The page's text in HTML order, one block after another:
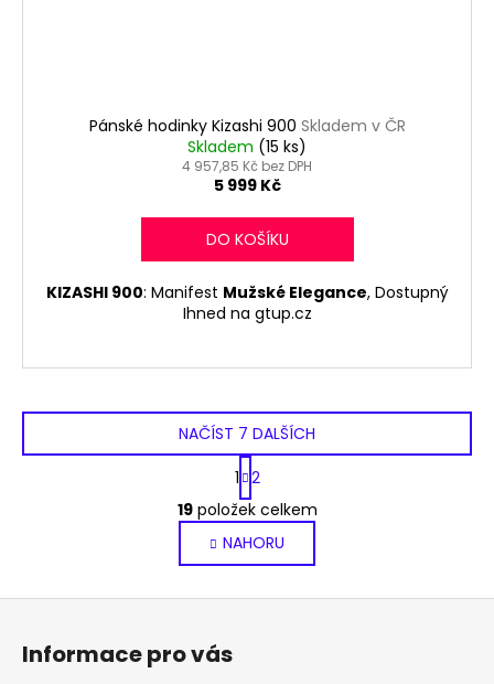
Pánské hodinky Kizashi 900 Skladem v ČR
Skladem (15 ks)
4 957,85 Kč bez DPH
5 999 Kč
DO KOŠÍKU
KIZASHI 900: Manifest Mužské Elegance, Dostupný
Ihned na gtup.cz
O
v
l
á
d
NAČÍST 7 DALŠÍCH
S
t
r
á
n
k
o
1 2
19položek celkem
NAHORU
Informace pro vás